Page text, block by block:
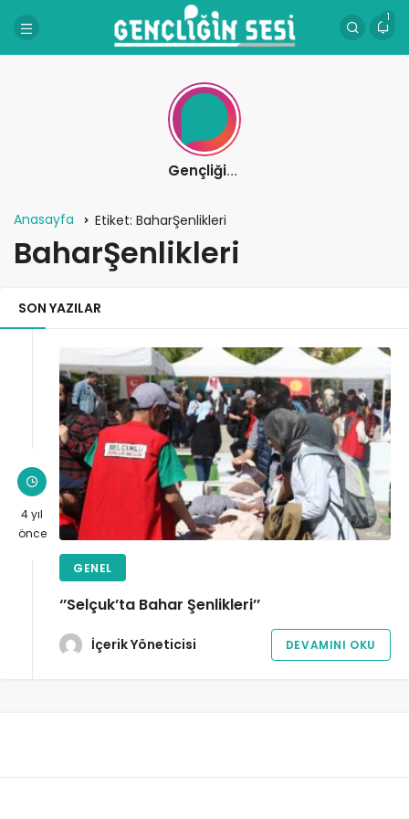
1
Gençliğin Sesi
Anasayfa Etiket: BaharŞenlikleri
BaharŞenlikleri
SON YAZILAR
4 yıl
önce
GENEL
‘’Selçuk’ta Bahar Şenlikleri’’
İçerik Yöneticisi DEVAMINI OKU